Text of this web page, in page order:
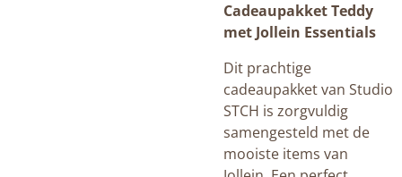
Cadeaupakket Teddy
met Jollein Essentials
Dit prachtige
cadeaupakket van Studio
STCH is zorgvuldig
samengesteld met de
mooiste items van